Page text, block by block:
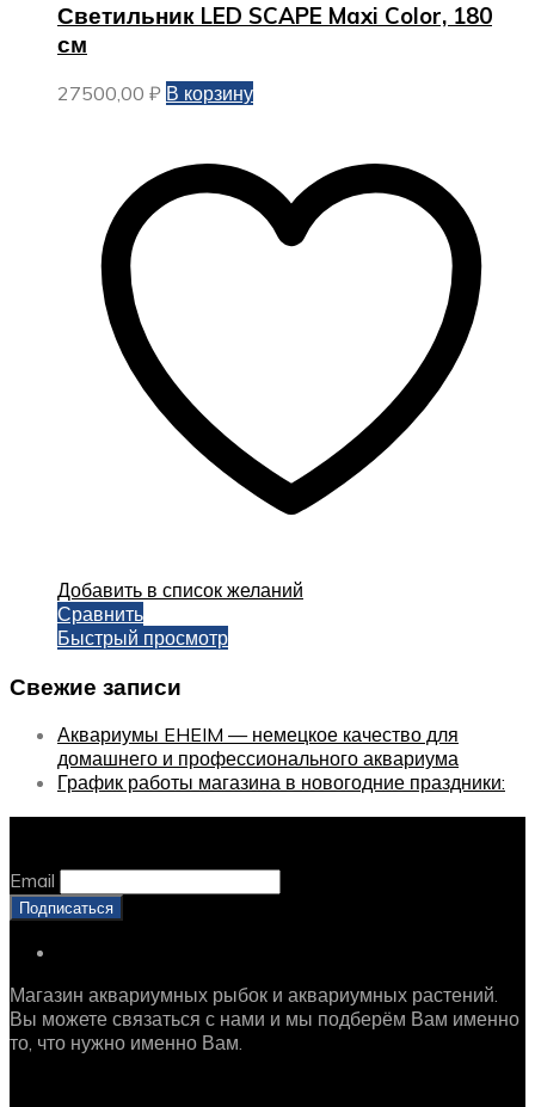
Светильник LED SCAPE Maxi Color, 180
см
27500,00 ₽ В корзину
Добавить в список желаний
Сравнить
Быстрый просмотр
Свежие записи
Аквариумы EHEIM — немецкое качество для
домашнего и профессионального аквариума
График работы магазина в новогодние праздники:
Email
Магазин аквариумных рыбок и аквариумных растений.
Вы можете связаться с нами и мы подберём Вам именно
то, что нужно именно Вам.